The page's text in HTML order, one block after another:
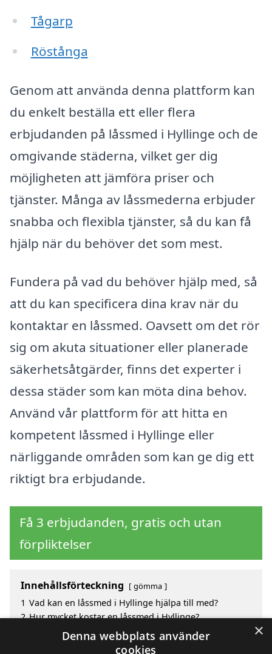
Tågarp
Röstånga
Genom att använda denna plattform kan
du enkelt beställa ett eller flera
erbjudanden på låssmed i Hyllinge och de
omgivande städerna, vilket ger dig
möjligheten att jämföra priser och
tjänster. Många av låssmederna erbjuder
snabba och flexibla tjänster, så du kan få
hjälp när du behöver det som mest.
Fundera på vad du behöver hjälp med, så
att du kan specificera dina krav när du
kontaktar en låssmed. Oavsett om det rör
sig om akuta situationer eller planerade
säkerhetsåtgärder, finns det experter i
dessa städer som kan möta dina behov.
Använd vår plattform för att hitta en
kompetent låssmed i Hyllinge eller
närliggande områden som kan ge dig ett
riktigt bra erbjudande.
Få 3 erbjudanden, gratis och utan
förpliktelser
Innehållsförteckning gömma
1 Vad kan en låssmed i Hyllinge hjälpa till med?
2 Hur mycket kostar en låssmed i Hyllinge?
Fördelar med att välja låssmed i Hyllinge
Sök efter en skicklig låssmed i de omgivande
×
Denna webbplats använder
cookies